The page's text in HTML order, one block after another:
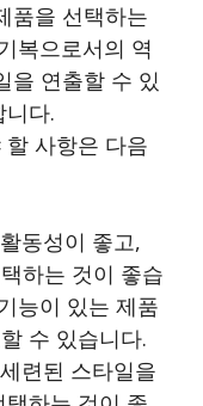
품을 선택하는
복으로서의 역
을 연출할 수 있
다.
사항은 다음
동성이 좋고,
하는 것이 좋습
능이 있는 제품
수 있습니다.
련된 스타일을